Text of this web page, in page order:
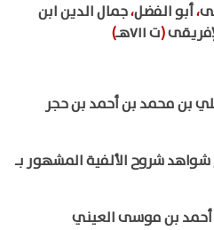
،أبو الفضل،جمال الدين ابن
(ت ٧١١هـ
)
بن محمد بن أحمد بن حجر
شروح الألفية المشهور بـ
أحمد بن موسى العيني